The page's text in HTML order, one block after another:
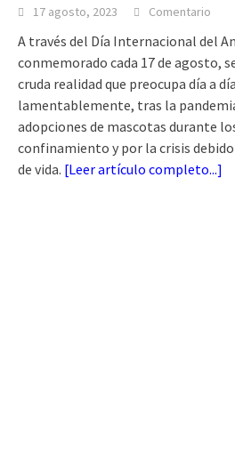
17 agosto, 2023 Comentario
A través del Día Internacional del
conmemorado cada 17 de agosto,
cruda realidad que preocupa día a
lamentablemente, tras la
adopciones de mascotas durante
confinamiento y por la crisis
de vida. [Leer artículo completo...]